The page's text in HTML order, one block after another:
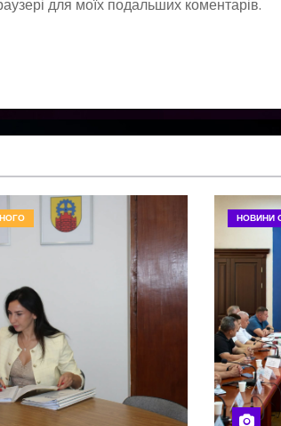
для моїх подальших коментарів.
НОВИНИ